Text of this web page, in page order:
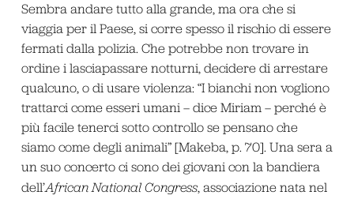
Sembra andare tutto alla grande, ma ora che si
viaggia per il Paese, si corre spesso il rischio di essere
fermati dalla polizia. Che potrebbe non trovare in
ordine i lasciapassare notturni, decidere di arrestare
qualcuno, o di usare violenza: “I bianchi non vogliono
trattarci come esseri umani – dice Miriam – perché è
più facile tenerci sotto controllo se pensano che
siamo come degli animali” [Makeba, p. 70]. Una sera a
un suo concerto ci sono dei giovani con la bandiera
dell’African National Congress, associazione nata nel